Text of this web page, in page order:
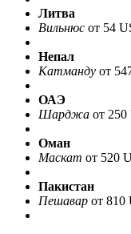
Литва
Вильнюс от 54
Непал
Катманду от
ОАЭ
Шарджа от 250
Оман
Маскат от 520
Пакистан
Пешавар от 810